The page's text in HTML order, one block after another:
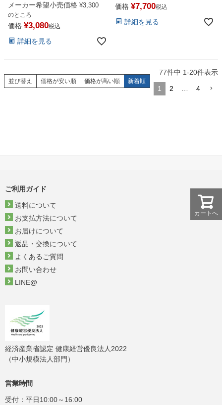
メーカー希望小売価格 ¥3,300
のところ
価格 ¥3,080税込
詳細を見る
価格 ¥7,700税込
詳細を見る
並び替え 価格が安い順 価格が高い順 新着順
77件中 1-20件表示
1 2 4
カートへ
ご利用ガイド
送料について
お支払方法について
お届けについて
返品・交換について
よくあるご質問
お問い合わせ
LINE@
経済産業省認定 健康経営優良法人2022
（中小規模法人部門）
営業時間
受付：平日10:00～16:00